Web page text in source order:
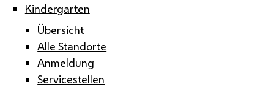
Kindergarten
Übersicht
Alle Standorte
Anmeldung
Servicestellen